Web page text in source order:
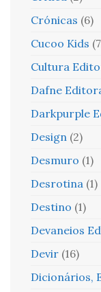
Crónicas (6)
Cucoo Kids
Cultura
Dafne
Darkpurple
Design (2)
Desmuro (1)
Desrotina (1)
Destino (1)
Devaneios
Devir (16)
Dicionários,